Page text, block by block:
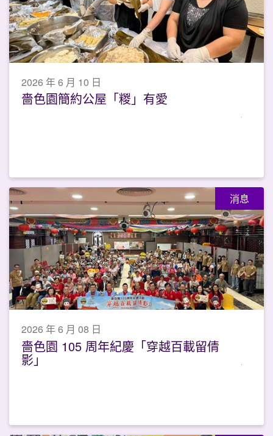
2026 年 6 月 10 日
嗇色園簡約公屋「糉」有愛
消息
2026 年 6 月 08 日
嗇色園 105 周年紀慶「穿越百載留倩
影」